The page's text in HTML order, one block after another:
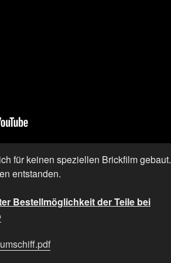
für keinen speziellen Brickfilm gebaut.
entstanden.
Bestellmöglichkeit der Teile bei